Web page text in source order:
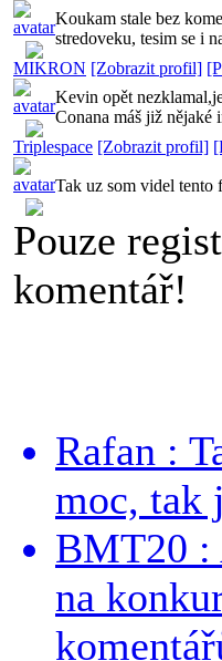
Koukam stale bez
stredoveku, tesim se i
MIKRON [Zobrazit profil]
Kevin opět
Conana máš již nějaké
Triplespace [Zobrazit profil]
Tak uz som videl tento
Pouze
komentář!
Rafan :
moc, tak
BMT20 :
na